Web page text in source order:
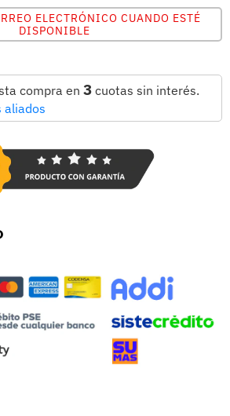
ELECTRÓNICO CUANDO ESTÉ
DISPONIBLE
compra en 3 cuotas sin interés.
aliados